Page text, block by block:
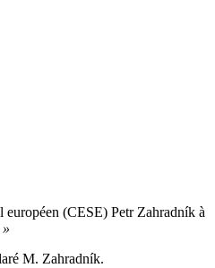
européen (CESE) Petr Zahradník à
M. Zahradník.